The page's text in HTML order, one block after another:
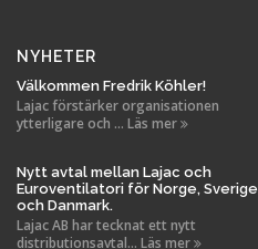
NYHETER
Välkommen Fredrik Köhler!
Lajac förstärker organisationen
ytterligare och ... Läs mer
Nytt avtal mellan Lajac och
Euroventilatori för Norge, Sverige
och Danmark.
Lajac AB har tecknat ett nytt
distributionsavtal... Läs mer